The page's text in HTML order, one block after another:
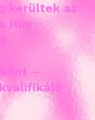
kerültek az
Hús
–